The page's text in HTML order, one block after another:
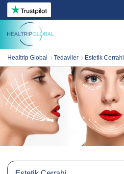
Tedaviler
- Estetik Cerrahi
- Saç Tedavileri
- Diş Tedavileri
- Metabolik Cerrahi
- Göz Hastalıkları
Healtrip Global Tedaviler Estetik Cerrahi